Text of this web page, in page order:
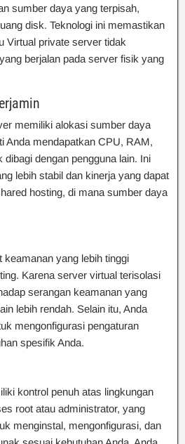
sumber daya yang terpisah,
disk. Teknologi ini memastikan
Virtual private server tidak
berjalan pada server fisik yang
memiliki alokasi sumber daya
Anda mendapatkan CPU, RAM,
dengan pengguna lain. Ini
lebih stabil dan kinerja yang dapat
hosting, di mana sumber daya
yang lebih tinggi
Karena server virtual terisolasi
serangan keamanan yang
lebih rendah. Selain itu, Anda
mengonfigurasi pengaturan
spesifik Anda.
kontrol penuh atas lingkungan
root atau administrator, yang
menginstal, mengonfigurasi, dan